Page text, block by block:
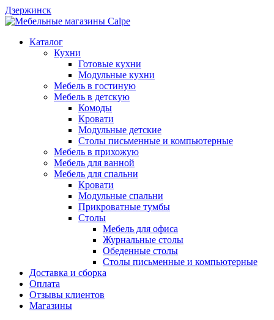
Дзержинск
Каталог
Кухни
Готовые кухни
Модульные кухни
Мебель в гостиную
Мебель в детскую
Комоды
Кровати
Модульные детские
Столы письменные и компьютерные
Мебель в прихожую
Мебель для ванной
Мебель для спальни
Кровати
Модульные спальни
Прикроватные тумбы
Столы
Мебель для офиса
Журнальные столы
Обеденные столы
Столы письменные и компьютерные
Доставка и сборка
Оплата
Отзывы клиентов
Магазины